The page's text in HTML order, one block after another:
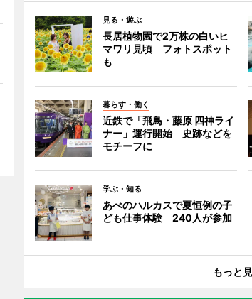
見る・遊ぶ
長居植物園で2万株の白いヒ
マワリ見頃 フォトスポット
も
暮らす・働く
近鉄で「飛鳥・藤原 四神ライ
ナー」運行開始 史跡などを
モチーフに
学ぶ・知る
あべのハルカスで夏恒例の子
ども仕事体験 240人が参加
もっと